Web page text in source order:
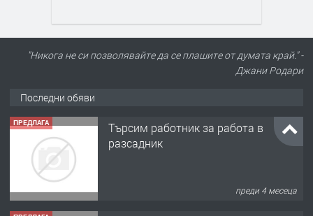
"Никога не си позволявайте да се плашите от думата край." -
Джани Родари
Последни обяви
ПРЕДЛАГА
Търсим работник за работа в
разсадник
преди 4 месеца